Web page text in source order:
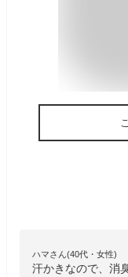
ハマさん(40代・女性)
汗かきなので、消